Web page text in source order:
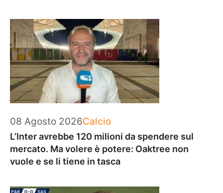
08 Agosto 2026Categorie
Calcio
L’Inter avrebbe 120 milioni da spendere sul
mercato. Ma volere è potere: Oaktree non
vuole e se li tiene in tasca